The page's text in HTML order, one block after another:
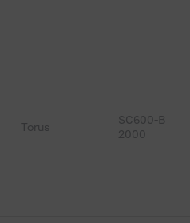
Torus
SC600-B
2000